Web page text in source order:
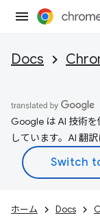
Docs
Google は AI 技術
しています。AI 翻
ホーム Docs